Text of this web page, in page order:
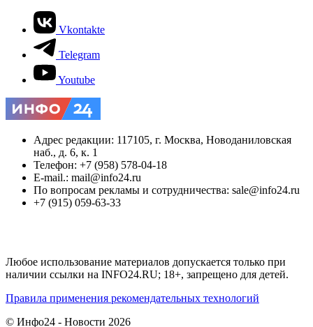
Vkontakte
Telegram
Youtube
Адрес редакции: 117105, г. Москва, Новоданиловская
наб., д. 6, к. 1
Телефон: +7 (958) 578-04-18
E-mail.: mail@info24.ru
По вопросам рекламы и сотрудничества: sale@info24.ru
+7 (915) 059-63-33
Любое использование материалов допускается только при
наличии ссылки на INFO24.RU; 18+, запрещено для детей.
Правила применения рекомендательных технологий
© Инфо24 - Новости 2026